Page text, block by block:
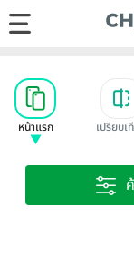
หน้าแรก เปรียบเ